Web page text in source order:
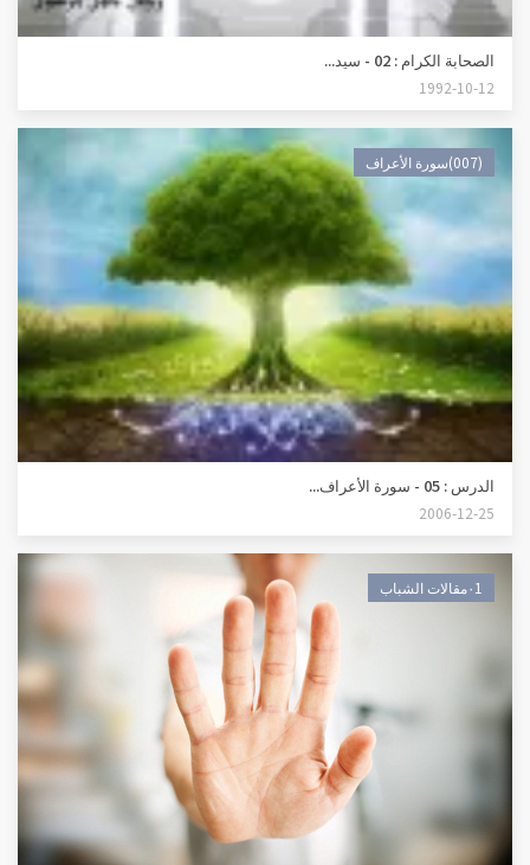
الصحابة الكرام : 02 - سيد...
1992-10-12
(007)سورة الأعراف
الدرس : 05 - سورة الأعراف...
2006-12-25
٠1مقالات الشباب